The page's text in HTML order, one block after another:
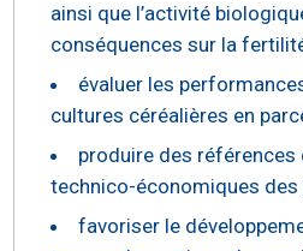
ainsi que l’activité
conséquences sur la
évaluer les
cultures céréalières en
produire des
technico-économiques des
favoriser le